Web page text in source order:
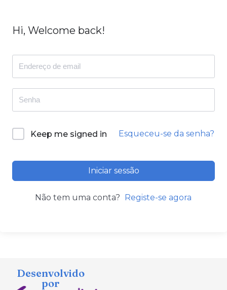
Hi, Welcome back!
Keep me signed in Esqueceu-se da senha?
Iniciar sessão
Não tem uma conta? Registe-se agora
Desenvolvido
por